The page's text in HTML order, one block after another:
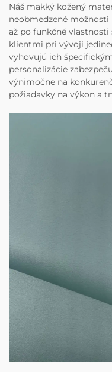
Náš mäkký kožený
neobmedzené
až po funkčné
klientmi pri vývoji
vyhovujú ich
personalizácie
výnimočne na
požiadavky na výkon a